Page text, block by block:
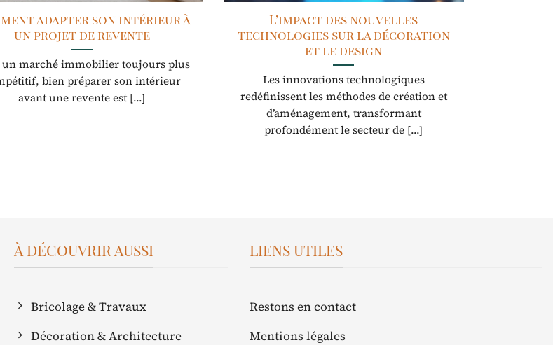
adapter son intérieur à
un projet de revente
un marché immobilier toujours plus
bien préparer son intérieur
avant une revente est [...]
L’impact des nouvelles
technologies sur la décoration
et le design
Les innovations technologiques
redéfinissent les méthodes de création et
d’aménagement, transformant
profondément le secteur de [...]
À DÉCOUVRIR AUSSI
Bricolage & Travaux
Décoration & Architecture
LIENS UTILES
Restons en contact
Mentions légales